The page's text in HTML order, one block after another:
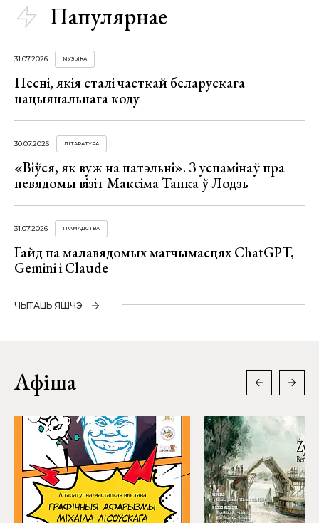
Папулярнае
31.07.2026 МУЗЫКА
Песні, якія сталі часткай беларускага
нацыянальнага коду
30.07.2026 ЛІТАРАТУРА
«Віўся, як вуж на патэльні». З успамінаў пра
невядомы візіт Максіма Танка ў Лодзь
31.07.2026 ГРАМАДСТВА
Гайд па малавядомых магчымасцях ChatGPT,
Gemini і Claude
ЧЫТАЦЬ ЯШЧЭ
Афіша